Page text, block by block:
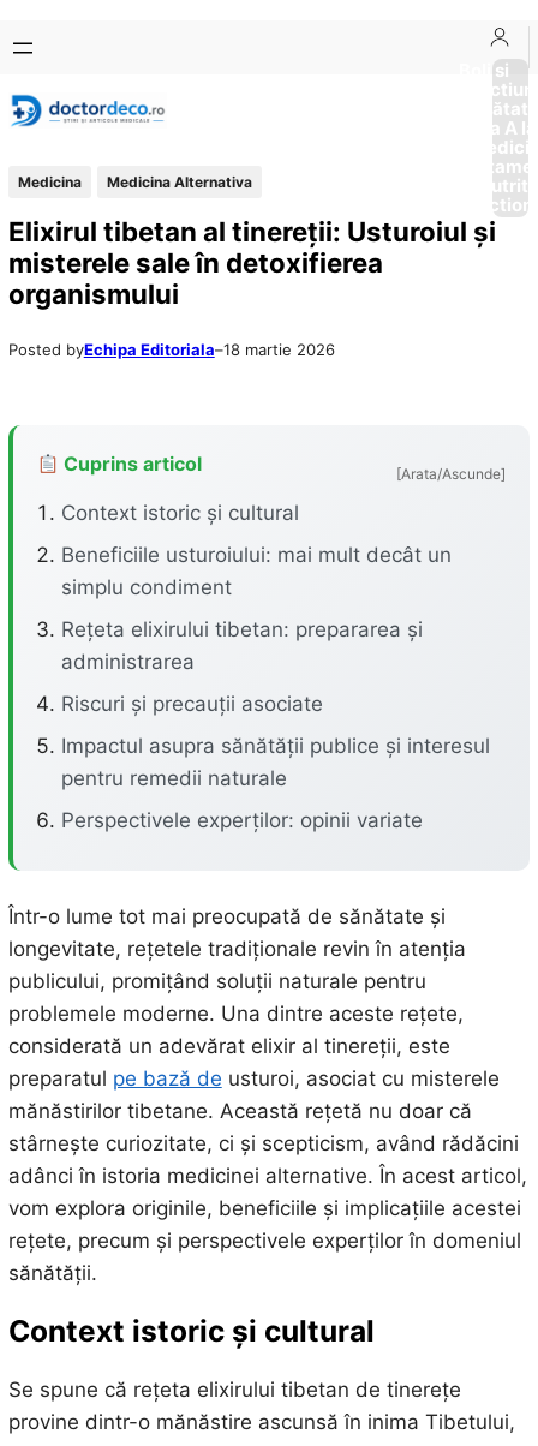
conținut
content
Boli si
Afectiuni
Sănătate
de la A
Medicina Medicina Alternativa
Elixirul tibetan al tinereții: Usturoiul și
misterele sale în detoxifierea
organismului
Posted byEchipa Editoriala–18 martie 2026
Cuprins articol [Arata/Ascunde]
Context istoric și cultural
Beneficiile usturoiului: mai mult decât un
simplu condiment
Rețeta elixirului tibetan: prepararea și
administrarea
Riscuri și precauții asociate
Impactul asupra sănătății publice și interesul
pentru remedii naturale
Perspectivele experților: opinii variate
Într-o lume tot mai preocupată de sănătate și
longevitate, rețetele tradiționale revin în atenția
publicului, promițând soluții naturale pentru
problemele moderne. Una dintre aceste rețete,
considerată un adevărat elixir al tinereții, este
preparatul pe bază de usturoi, asociat cu misterele
mănăstirilor tibetane. Această rețetă nu doar că
stârnește curiozitate, ci și scepticism, având rădăcini
adânci în istoria medicinei alternative. În acest articol,
vom explora originile, beneficiile și implicațiile acestei
rețete, precum și perspectivele experților în domeniul
sănătății.
Context istoric și cultural
Se spune că rețeta elixirului tibetan de tinerețe
provine dintr-o mănăstire ascunsă în inima Tibetului,